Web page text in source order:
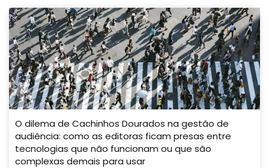
O dilema de Cachinhos Dourados na gestão de
audiência: como as editoras ficam presas entre
tecnologias que não funcionam ou que são
complexas demais para usar